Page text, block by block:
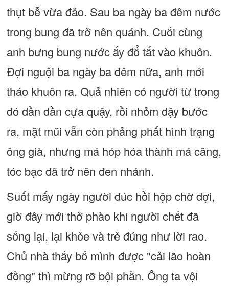
thụt bễ vừa đảo. Sau ba ngày ba đêm nước
trong bung đã trở nên quánh. Cuối cùng
anh bưng bung nước ấy đổ tất vào khuôn.
Đợi nguội ba ngày ba đêm nữa, anh mới
tháo khuôn ra. Quả nhiên có người từ trong
đó dần dần cựa quậy, rồi nhỏm dậy bước
ra, mặt mũi vẫn còn phảng phất hình trạng
ông già, nhưng má hóp hóa thành má căng,
tóc bạc đã trở nên đen nhánh.
Suốt mấy ngày người đúc hồi hộp chờ đợi,
giờ đây mới thở phào khi người chết đã
sống lại, lại khỏe và trẻ đúng như lời rao.
Chủ nhà thấy bố mình được "cải lão hoàn
đồng" thì mừng rỡ bội phần. Ông ta vội